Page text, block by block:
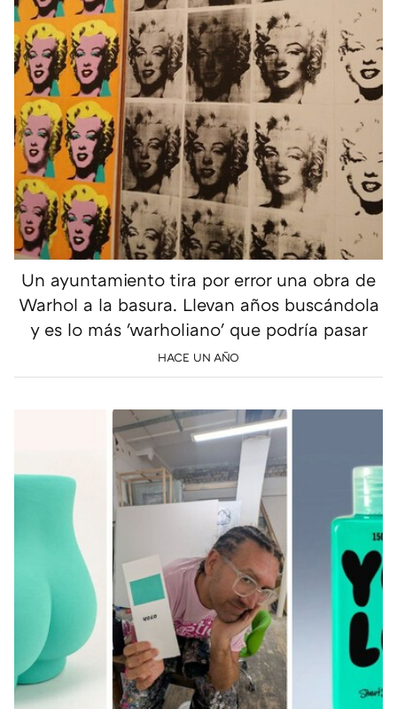
Un ayuntamiento tira por error una obra de
Warhol a la basura. Llevan años buscándola
y es lo más 'warholiano' que podría pasar
HACE UN AÑO